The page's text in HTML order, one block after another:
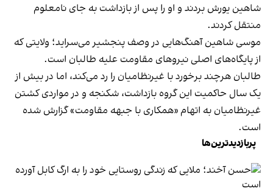
شاهین یورش بردند و او را پس از بازداشت به جای نامعلوم
منتقل کردند.
موسی شاهین آهنگ‌هایی در وصف پنجشیر می‌سراید؛ ولایتی که
از پایگاه‌های اصلی نیروهای مقاومت علیه طالبان است.
طالبان هرچند برخورد با غیرنظامیان را رد می‌کند، اما در بیش از
یک سال حاکمیت این گروه بازداشت، شکنجه و در مواردی کشتن
غیرنظامیان به اتهام «همکاری با جبهه مقاومت» گزارش شده
است.
پربازدیدترین‌ها